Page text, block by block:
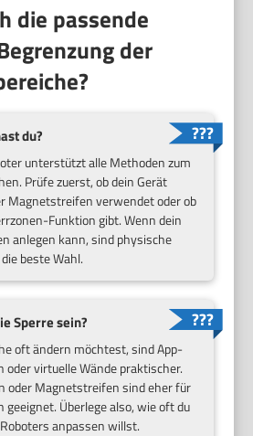
die passende
der
du?
unterstützt alle Methoden zum
Prüfe zuerst, ob dein Gerät
Magnetstreifen verwendet oder ob
Funktion gibt. Wenn dein
anlegen kann, sind physische
beste Wahl.
Sperre sein?
oft ändern möchtest, sind App-
oder virtuelle Wände praktischer.
oder Magnetstreifen sind eher für
geeignet. Überlege also, wie oft du
anpassen willst.